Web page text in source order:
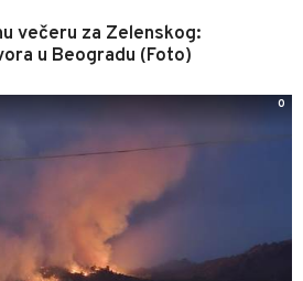
večeru za Zelenskog:
u Beogradu (Foto)
0